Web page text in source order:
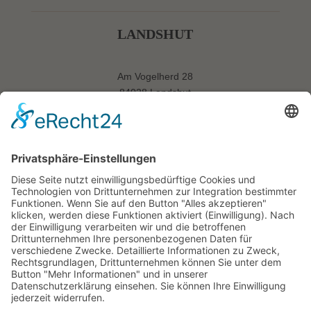
LANDSHUT
Am Vogelherd 28
84028 Landshut
Tel: 0871-20650050
ANFAHRT